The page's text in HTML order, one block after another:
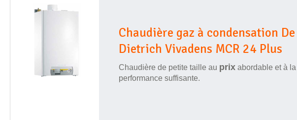
Chaudière gaz à condensation De
Dietrich Vivadens MCR 24 Plus
Chaudière de petite taille au prix abordable et à la
performance suffisante.